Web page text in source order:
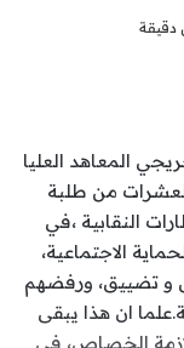
دقيقة
المعاهد العليا
من طلبة
النقابية ،في
الاجتماعية،
و تضييق، ورفضهم
ان هذا يبقى
لازمة الخصاص، في